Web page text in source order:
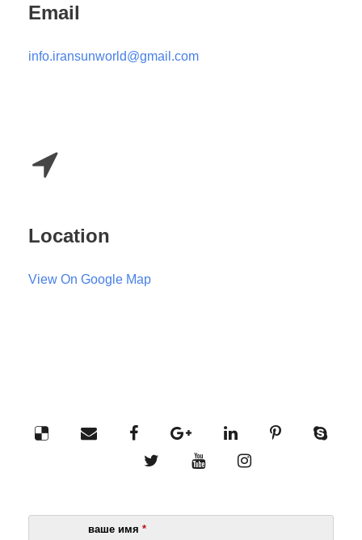
Email
info.iransunworld@gmail.com
Location
View On Google Map
ваше имя *